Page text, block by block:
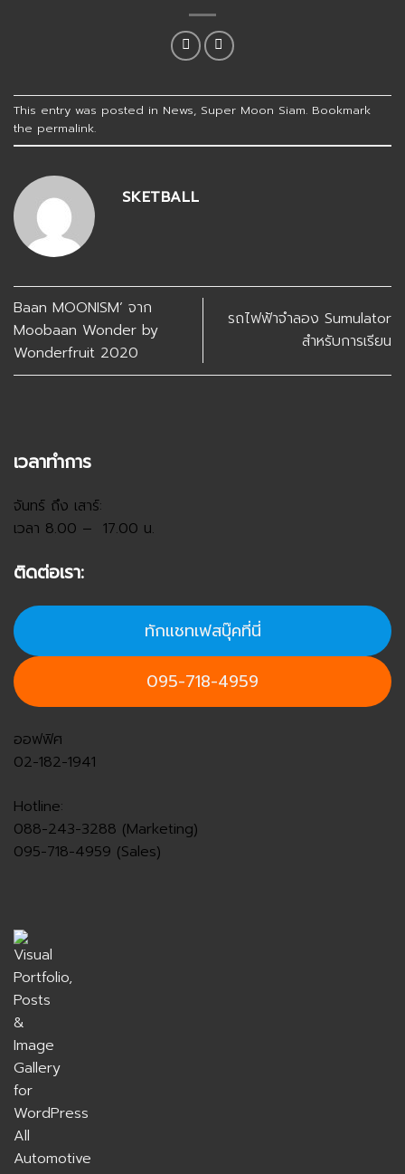
This entry was posted in News, Super Moon Siam. Bookmark
the permalink.
SKETBALL
Baan MOONISM’ จาก
Moobaan Wonder by
Wonderfruit 2020
รถไฟฟ้าจำลอง Sumulator
สำหรับการเรียน
เวลาทำการ
จันทร์ ถึง เสาร์:
เวลา 8.00 – 17.00 น.
ติดต่อเรา:
ทักแชทเฟสบุ๊คที่นี่
095-718-4959
ออฟฟิศ
02-182-1941
Hotline:
088-243-3288 (Marketing)
095-718-4959 (Sales)
All
Automotive